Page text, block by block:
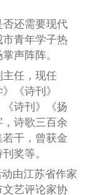
还需要现代
青年学子热
声阵阵。
任，现任
《诗刊》
《诗刊》《扬
诗歌三百余
干，曾获金
奖等。
由江苏省作家
艺评论家协